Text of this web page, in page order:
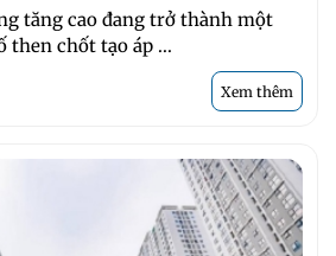
tăng cao đang trở thành một
then chốt tạo áp ...
Xem thêm